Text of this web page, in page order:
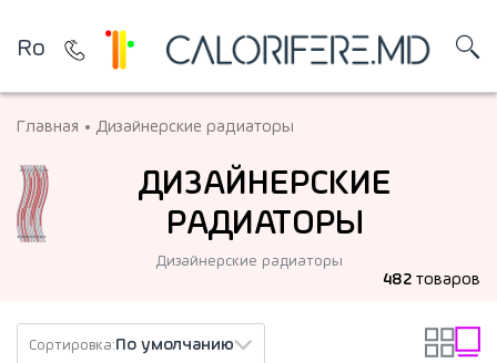
Ro
Главная Дизайнерские радиаторы
ДИЗАЙНЕРСКИЕ
РАДИАТОРЫ
Дизайнерские радиаторы
482 товаров
Сортировка:По умолчанию